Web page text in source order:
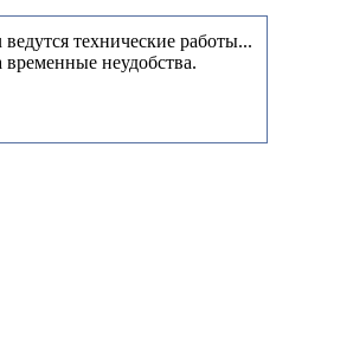
технические работы...
неудобства.